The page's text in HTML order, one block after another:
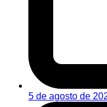
5 de agosto de